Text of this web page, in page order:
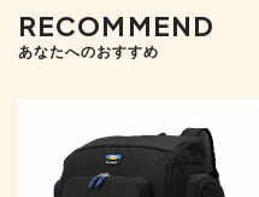
RECOMMEND
あなたへのおすすめ